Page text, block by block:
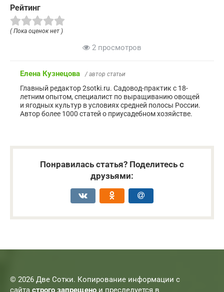
Рейтинг
( Пока оценок нет )
2 просмотров
Елена Кузнецова / автор статьи
Главный редактор 2sotki.ru. Садовод-практик с 18-
летним опытом, специалист по выращиванию овощей
и ягодных культур в условиях средней полосы России.
Автор более 1000 статей о приусадебном хозяйстве.
Понравилась статья? Поделитесь с
друзьями:
© 2026 Две Сотки. Копирование информации с